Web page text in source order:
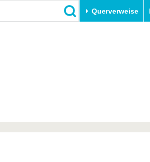
Querverweise
Innovative Transferprojekte
BTU & Region